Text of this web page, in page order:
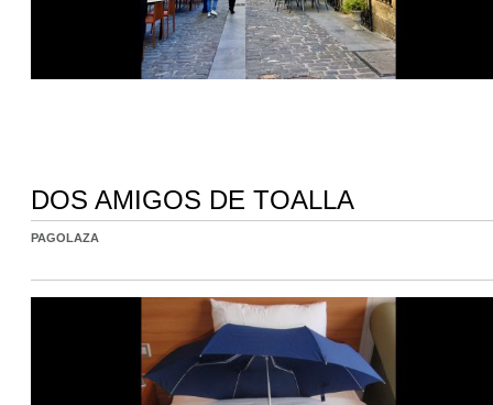
DOS AMIGOS DE TOALLA
PAGOLAZA